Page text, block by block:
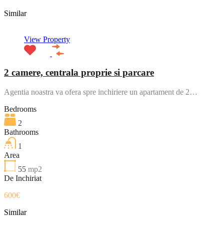
Similar
View Property
2 camere, centrala proprie si parcare
Agentia noastra va ofera spre inchiriere un apartament de 2…
Bedrooms
2
Bathrooms
1
Area
55 mp2
De Inchiriat
600€
Similar